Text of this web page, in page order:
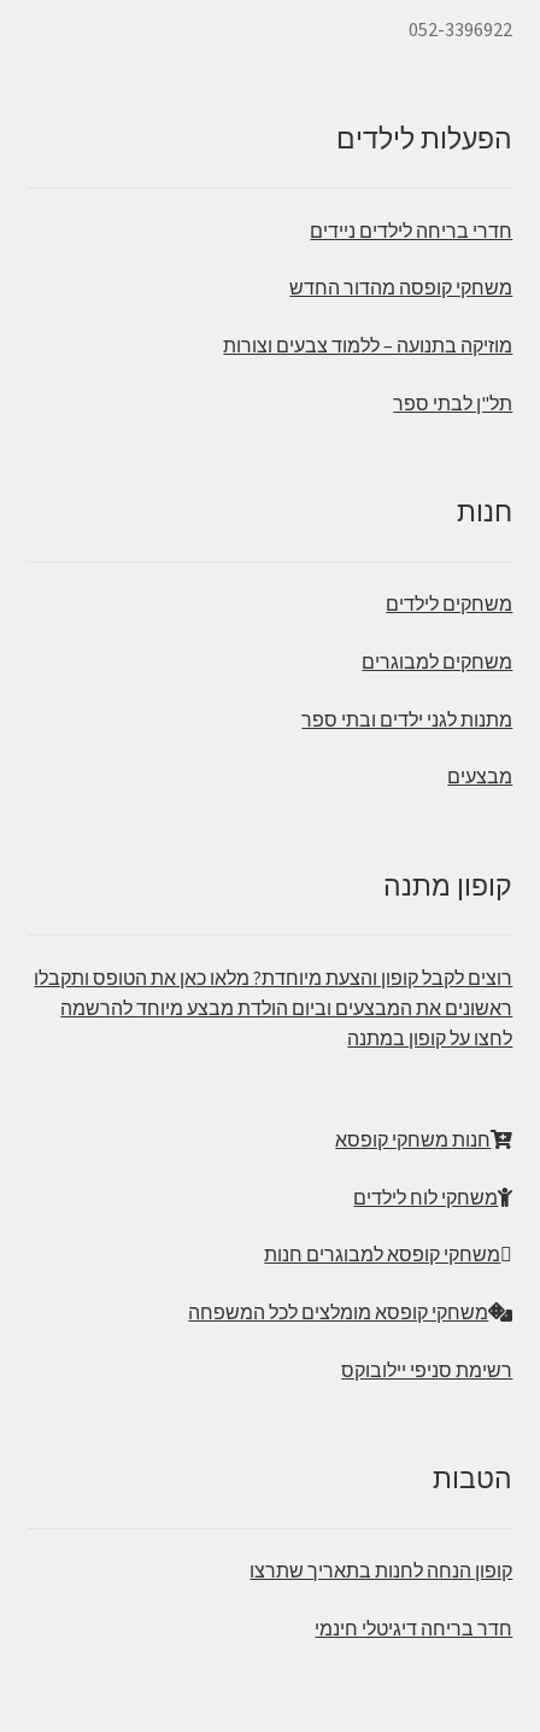
052-3396922
הפעלות לילדים
חדרי בריחה לילדים ניידים
משחקי קופסה מהדור החדש
מוזיקה בתנועה – ללמוד צבעים וצורות
תל"ן לבתי ספר
חנות
משחקים לילדים
משחקים למבוגרים
מתנות לגני ילדים ובתי ספר
מבצעים
קופון מתנה
רוצים לקבל קופון והצעת מיוחדת? מלאו כאן את הטופס ותקבלו
ראשונים את המבצעים וביום הולדת מבצע מיוחד להרשמה
לחצו על קופון במתנה
חנות משחקי קופסא
משחקי לוח לילדים
משחקי קופסא למבוגרים חנות
משחקי קופסא מומלצים לכל המשפחה
רשימת סניפי יילובוקס
הטבות
קופון הנחה לחנות בתאריך שתרצו
חדר בריחה דיגיטלי חינמי